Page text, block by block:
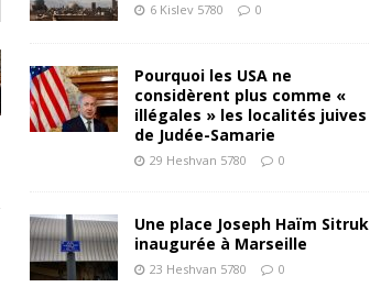
6 Kislev 5780 0
Pourquoi les USA ne
considèrent plus comme «
illégales » les localités juives
de Judée-Samarie
29 Heshvan 5780 0
Une place Joseph Haïm Sitruk
inaugurée à Marseille
23 Heshvan 5780 0